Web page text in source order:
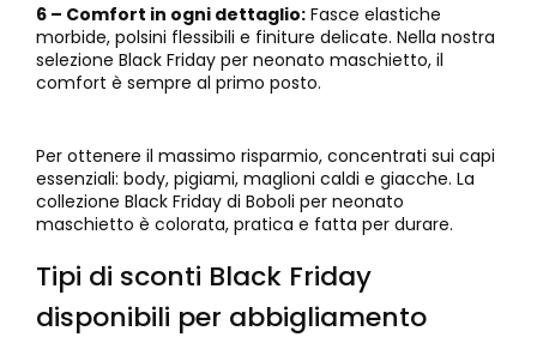
6 – Comfort in ogni dettaglio: Fasce elastiche
morbide, polsini flessibili e finiture delicate. Nella nostra
selezione Black Friday per neonato maschietto, il
comfort è sempre al primo posto.
Per ottenere il massimo risparmio, concentrati sui capi
essenziali: body, pigiami, maglioni caldi e giacche. La
collezione Black Friday di Boboli per neonato
maschietto è colorata, pratica e fatta per durare.
Tipi di sconti Black Friday
disponibili per abbigliamento